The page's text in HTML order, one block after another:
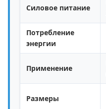
Силовое питание
Потребление
энергии
Применение
Размеры